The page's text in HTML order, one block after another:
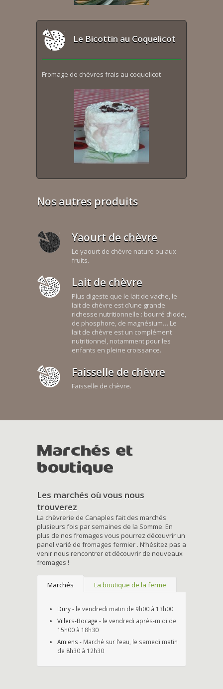
Le Bicottin au Coquelicot
Fromage de chèvres frais au coquelicot
Nos autres produits
Yaourt de chèvre
Le yaourt de chèvre nature ou aux
fruits.
Lait de chèvre
Plus digeste que le lait de vache, le
lait de chèvre est d’une grande
richesse nutritionnelle : bourré d’iode,
de phosphore, de magnésium… Le
lait de chèvre est un complément
nutritionnel, notamment pour les
enfants en pleine croissance.
Faisselle de chèvre
Faisselle de chèvre.
Marchés et
boutique
Les marchés où vous nous
trouverez
La chèvrerie de Canaples fait des marchés
plusieurs fois par semaines de la Somme. En
plus de nos fromages vous pourrez découvrir un
panel varié de fromages fermier . N’hésitez pas a
venir nous rencontrer et découvrir de nouveaux
fromages !
Marchés La boutique de la ferme
Dury- le vendredi matin de 9h00 à 13h00
Villers-Bocage - le vendredi après-midi de
15h00 à 18h30
Amiens - Marché sur l’eau, le samedi matin
de 8h30 à 12h30